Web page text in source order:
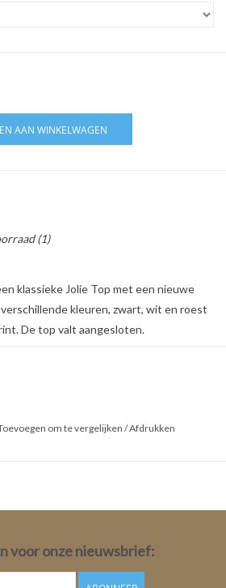
AAN WINKELWAGEN
(1)
klassieke Jolie Top met een nieuwe
kleuren, zwart, wit en roest
De top valt aangesloten.
om te vergelijken /Afdrukken
voor onze nieuwsbrief: